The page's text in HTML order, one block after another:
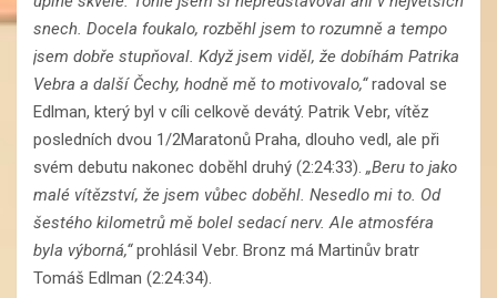
snech. Docela foukalo, rozběhl jsem to rozumně a tempo
jsem dobře stupňoval. Když jsem viděl, že dobíhám Patrika
Vebra a další Čechy, hodně mě to motivovalo,“radoval se
Edlman, který byl v cíli celkově devátý. Patrik Vebr, vítěz
posledních dvou 1/2Maratonů Praha, dlouho vedl, ale při
svém debutu nakonec doběhl druhý (2:24:33). „Beru to jako
malé vítězství, že jsem vůbec doběhl. Nesedlo mi to. Od
šestého kilometrů mě bolel sedací nerv. Ale atmosféra
byla výborná,“prohlásil Vebr. Bronz má Martinův bratr
Tomáš Edlman (2:24:34).